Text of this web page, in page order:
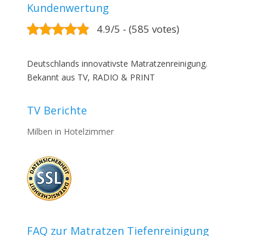
Kundenwertung
4.9/5 - (585 votes)
Deutschlands innovativste Matratzenreinigung.
Bekannt aus TV, RADIO & PRINT
TV Berichte
Milben in Hotelzimmer
FAQ zur Matratzen Tiefenreinigung